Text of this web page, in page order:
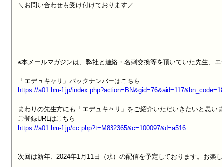
＼お問い合わせも受け付けております／
────────────
※本メールマガジンは、弊社と連絡・名刺交換等を頂いていた先生、
https://a01.hm-f.jp/
まわりの先生方にも「エデュキャリ」をご紹介いただいきたいと思
https://a01.hm-f.jp/cc.php?t=M832365&c=100097&d=a516
次回は新年、2024年1月11日（水）の配信を予定しております。お楽